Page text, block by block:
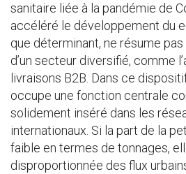
sanitaire liée à la pandémie de
accéléré le développement du
que déterminant, ne résume
d’un secteur diversifié, comme
livraisons B2B. Dans ce
occupe une fonction centrale
solidement inséré dans les
internationaux. Si la part de la
faible en termes de tonnages,
disproportionnée des flux